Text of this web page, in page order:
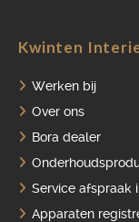
Kwinten
Werken bij
Over ons
Bora dealer
Service afspraak
Apparaten